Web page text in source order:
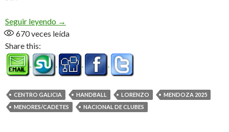
Seguir leyendo El «Galo» ya está en Mendoza (Audio)
→
670veces leída
Share this:
CENTRO GALICIA HANDBALL LORENZO
MENDOZA 2025
MENORES/CADETES
NACIONAL DE CLUBES